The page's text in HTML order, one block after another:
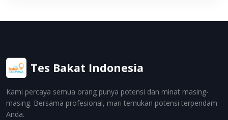
Tes Bakat Indonesia
Kami percaya semua orang punya potensi dan minat masing-
masing. Bersama profesional, mari temukan potensi terpendam
Anda.